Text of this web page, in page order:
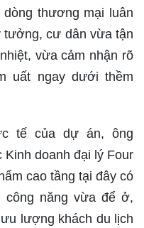
thương mại luân
tưởng, cư dân vừa tận
vừa cảm nhận rõ
uất ngay dưới thềm
tế của dự án, ông
Kinh doanh đại lý Four
cao tầng tại đây có
công năng vừa để ở,
lượng khách du lịch